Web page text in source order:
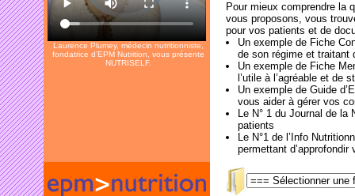
Laurence Plumey, médecin nutritionniste,
fondatrice d’EPM Nutrition, vous présente
NUTRISELF.
Pour mieux comprendre la
vous proposons, vous
pour vos patients et de
Un exemple de Fiche
de son régime et traitant
Un exemple de Fiche
l’utile à l’agréable et de
Un exemple de Guide
vous aider à gérer vos
Le N° 1 du Journal de
patients
Le N°1 de l’Info
permettant